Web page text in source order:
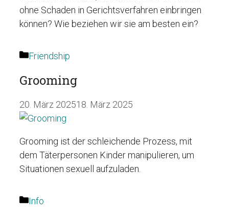
ohne Schaden in Gerichtsverfahren einbringen
können? Wie beziehen wir sie am besten ein?
Kategorien
Friendship
Grooming
20. März 202518. März 2025
Grooming ist der schleichende Prozess, mit
dem Täterpersonen Kinder manipulieren, um
Situationen sexuell aufzuladen.
Kategorien
Info